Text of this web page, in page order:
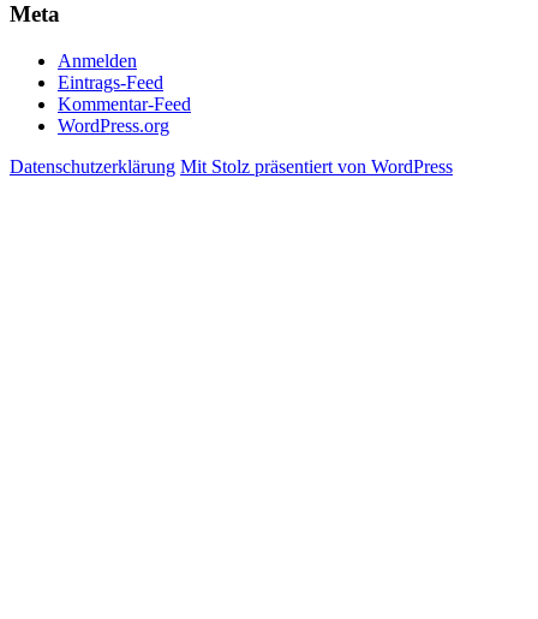
Meta
Anmelden
Eintrags-Feed
Kommentar-Feed
WordPress.org
Datenschutzerklärung Mit Stolz präsentiert von WordPress